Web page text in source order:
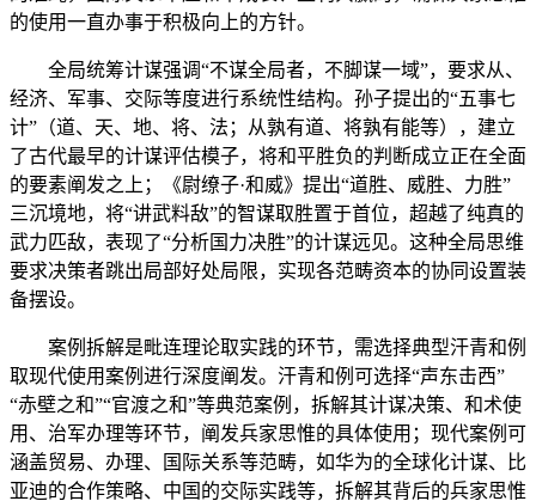
的使用一直办事于积极向上的方针。
全局统筹计谋强调“不谋全局者，不脚谋一域”，要求从、
经济、军事、交际等度进行系统性结构。孙子提出的“五事七
计”（道、天、地、将、法；从孰有道、将孰有能等），建立
了古代最早的计谋评估模子，将和平胜负的判断成立正在全面
的要素阐发之上；《尉缭子·和威》提出“道胜、威胜、力胜”
三沉境地，将“讲武料敌”的智谋取胜置于首位，超越了纯真的
武力匹敌，表现了“分析国力决胜”的计谋远见。这种全局思维
要求决策者跳出局部好处局限，实现各范畴资本的协同设置装
备摆设。
案例拆解是毗连理论取实践的环节，需选择典型汗青和例
取现代使用案例进行深度阐发。汗青和例可选择“声东击西”
“赤壁之和”“官渡之和”等典范案例，拆解其计谋决策、和术使
用、治军办理等环节，阐发兵家思惟的具体使用；现代案例可
涵盖贸易、办理、国际关系等范畴，如华为的全球化计谋、比
亚迪的合作策略、中国的交际实践等，拆解其背后的兵家思惟